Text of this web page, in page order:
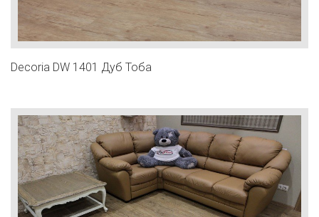
Decoria DW 1401 Дуб Тоба